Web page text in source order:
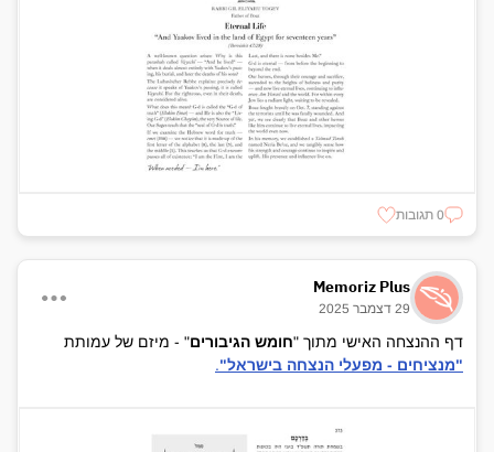
0 תגובות
Memoriz Plus
29 דצמבר 2025
דף ההנצחה האישי מתוך "חומש הגיבורים" - מיזם של עמותת
"מנציחים - מפעלי הנצחה בישראל".